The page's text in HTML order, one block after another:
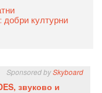
културни